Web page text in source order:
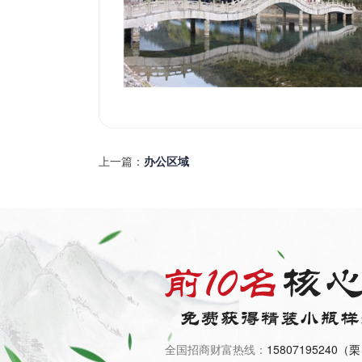
上一篇： 办公区域
全国招商财富热线： 15807195240（